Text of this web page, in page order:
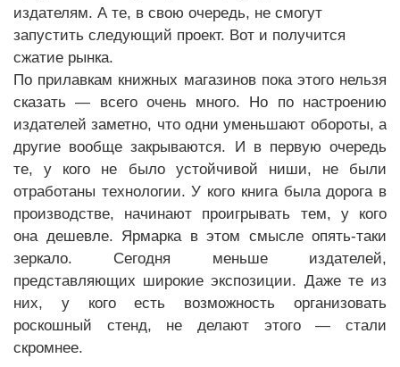
издателям. А те, в свою очередь, не смогут
запустить следующий проект. Вот и получится
сжатие рынка.
По прилавкам книжных магазинов пока этого нельзя
сказать — всего очень много. Но по настроению
издателей заметно, что одни уменьшают обороты, а
другие вообще закрываются. И в первую очередь
те, у кого не было устойчивой ниши, не были
отработаны технологии. У кого книга была дорога в
производстве, начинают проигрывать тем, у кого
она дешевле. Ярмарка в этом смысле опять-таки
зеркало. Сегодня меньше издателей,
представляющих широкие экспозиции. Даже те из
них, у кого есть возможность организовать
роскошный стенд, не делают этого — стали
скромнее.